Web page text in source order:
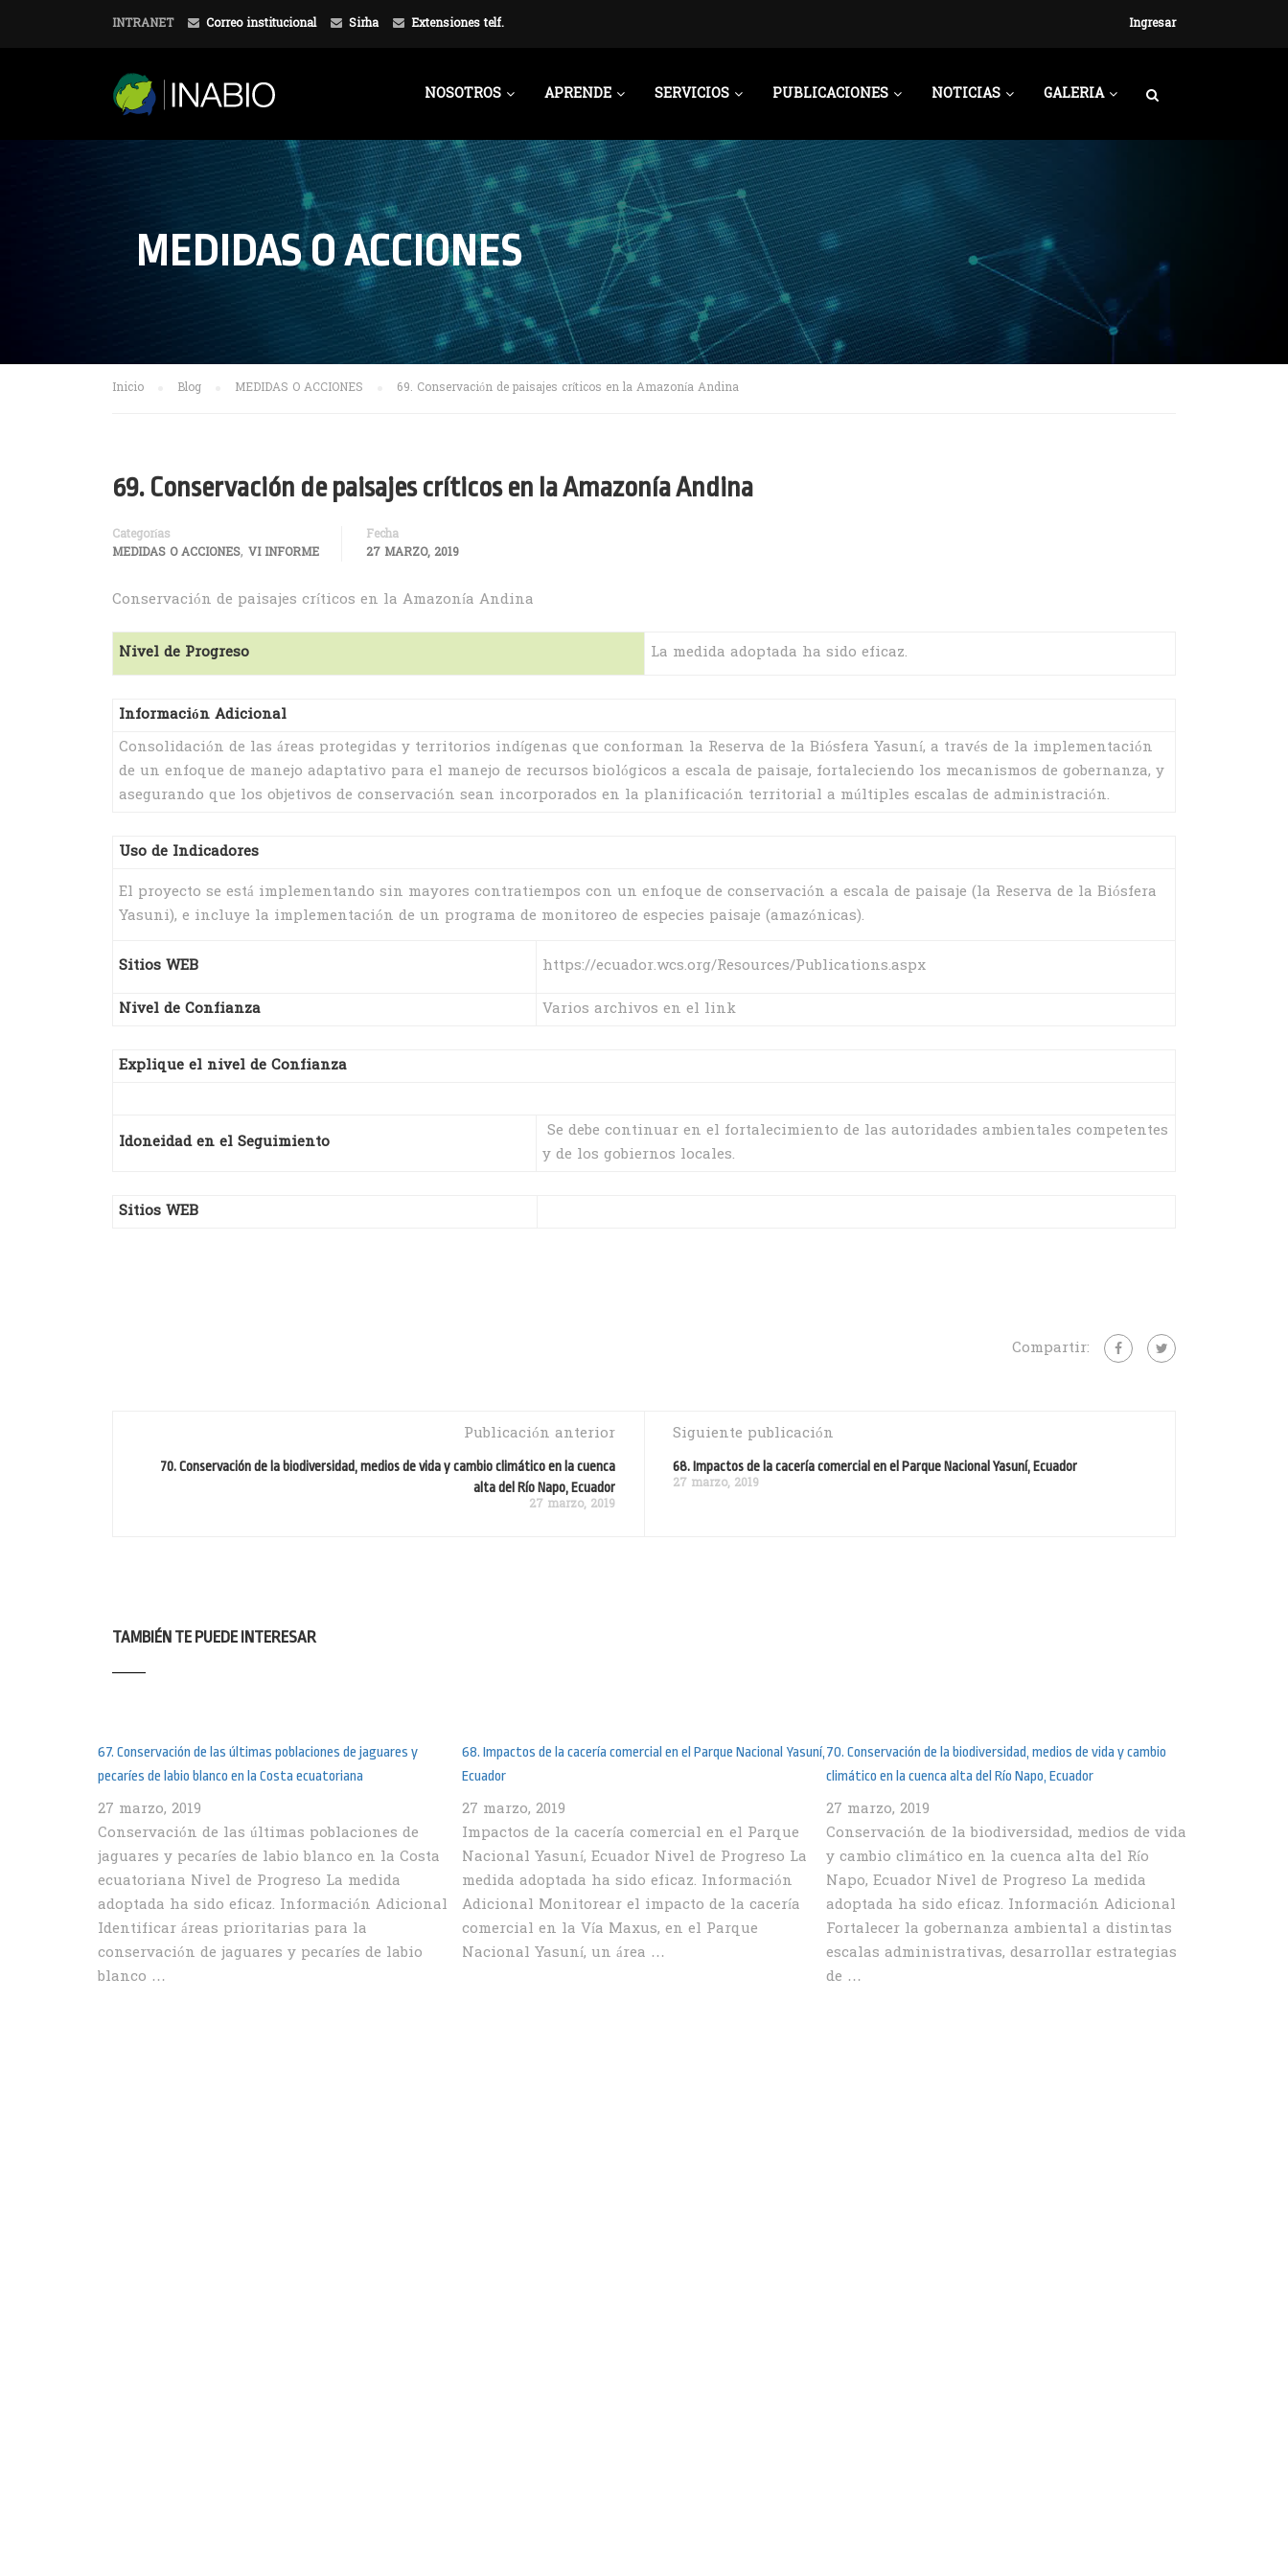
INTRANET Correo institucional Sirha Extensiones telf. Ingresar
NOSOTROS APRENDE SERVICIOS PUBLICACIONES NOTICIAS GALERIA
MEDIDAS O ACCIONES
Inicio Blog MEDIDAS O ACCIONES 69. Conservación de paisajes críticos en la Amazonía Andina
69. Conservación de paisajes críticos en la Amazonía Andina
Categorías
MEDIDAS O ACCIONES, VI INFORME
Fecha
27 MARZO, 2019
Conservación de paisajes críticos en la Amazonía Andina
Nivel de Progreso La medida adoptada ha sido eficaz.
Información Adicional
Consolidación de las áreas protegidas y territorios indígenas que conforman la Reserva de la Biósfera Yasuní, a través de la implementación
de un enfoque de manejo adaptativo para el manejo de recursos biológicos a escala de paisaje, fortaleciendo los mecanismos de gobernanza, y
asegurando que los objetivos de conservación sean incorporados en la planificación territorial a múltiples escalas de administración.
Uso de Indicadores
El proyecto se está implementando sin mayores contratiempos con un enfoque de conservación a escala de paisaje (la Reserva de la Biósfera
Yasuni), e incluye la implementación de un programa de monitoreo de especies paisaje (amazónicas).
Sitios WEB https://ecuador.wcs.org/Resources/Publications.aspx
Nivel de Confianza Varios archivos en el link
Explique el nivel de Confianza
Idoneidad en el Seguimiento
Se debe continuar en el fortalecimiento de las autoridades ambientales competentes
y de los gobiernos locales.
Sitios WEB
Compartir:
Publicación anterior
70. Conservación de la biodiversidad, medios de vida y cambio climático en la cuenca
alta del Río Napo, Ecuador
27 marzo, 2019
Siguiente publicación
68. Impactos de la cacería comercial en el Parque Nacional Yasuní, Ecuador
27 marzo, 2019
TAMBIÉN TE PUEDE INTERESAR
67. Conservación de las últimas poblaciones de jaguares y
pecaríes de labio blanco en la Costa ecuatoriana
27 marzo, 2019
Conservación de las últimas poblaciones de
jaguares y pecaríes de labio blanco en la Costa
ecuatoriana Nivel de Progreso La medida
adoptada ha sido eficaz. Información Adicional
Identificar áreas prioritarias para la
conservación de jaguares y pecaríes de labio
blanco …
68. Impactos de la cacería comercial en el Parque Nacional Yasuní,
Ecuador
27 marzo, 2019
Impactos de la cacería comercial en el Parque
Nacional Yasuní, Ecuador Nivel de Progreso La
medida adoptada ha sido eficaz. Información
Adicional Monitorear el impacto de la cacería
comercial en la Vía Maxus, en el Parque
Nacional Yasuní, un área …
70. Conservación de la biodiversidad, medios de vida y cambio
climático en la cuenca alta del Río Napo, Ecuador
27 marzo, 2019
Conservación de la biodiversidad, medios de vida
y cambio climático en la cuenca alta del Río
Napo, Ecuador Nivel de Progreso La medida
adoptada ha sido eficaz. Información Adicional
Fortalecer la gobernanza ambiental a distintas
escalas administrativas, desarrollar estrategias
de …